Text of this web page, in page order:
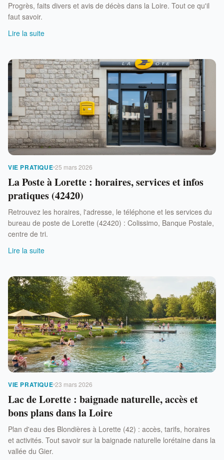
Progrès, faits divers et avis de décès dans la Loire. Tout ce qu'il
faut savoir.
Lire la suite
VIE PRATIQUE 25 mars 2026
La Poste à Lorette : horaires, services et infos
pratiques (42420)
Retrouvez les horaires, l'adresse, le téléphone et les services du
bureau de poste de Lorette (42420) : Colissimo, Banque Postale,
centre de tri.
Lire la suite
VIE PRATIQUE 23 mars 2026
Lac de Lorette : baignade naturelle, accès et
bons plans dans la Loire
Plan d'eau des Blondières à Lorette (42) : accès, tarifs, horaires
et activités. Tout savoir sur la baignade naturelle lorétaine dans la
vallée du Gier.